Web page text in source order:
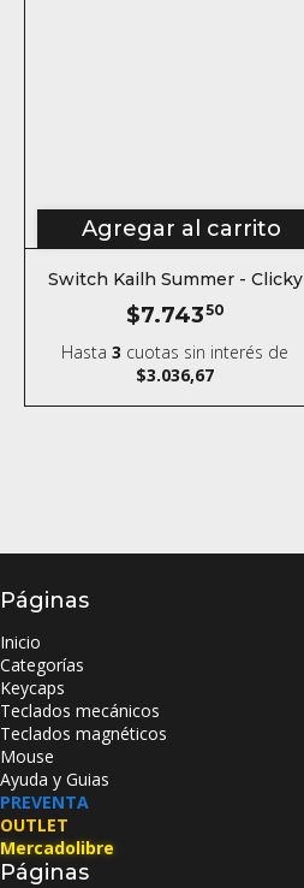
Agregar al carrito
Switch Kailh Summer - Clicky
$7.74350
Hasta3 cuotas sin interés de
$3.036,67
Páginas
Inicio
Categorías
Keycaps
Teclados mecánicos
Teclados magnéticos
Mouse
Ayuda y Guias
PREVENTA
OUTLET
Mercadolibre
Páginas